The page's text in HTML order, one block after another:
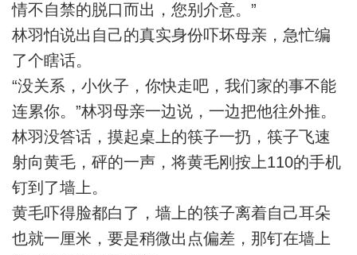
情不自禁的脱口而出，您别介意。”
林羽怕说出自己的真实身份吓坏母亲，急忙编
了个瞎话。
“没关系，小伙子，你快走吧，我们家的事不能
连累你。”林羽母亲一边说，一边把他往外推。
林羽没答话，摸起桌上的筷子一扔，筷子飞速
射向黄毛，砰的一声，将黄毛刚按上110的手机
钉到了墙上。
黄毛吓得脸都白了，墙上的筷子离着自己耳朵
也就一厘米，要是稍微出点偏差，那钉在墙上